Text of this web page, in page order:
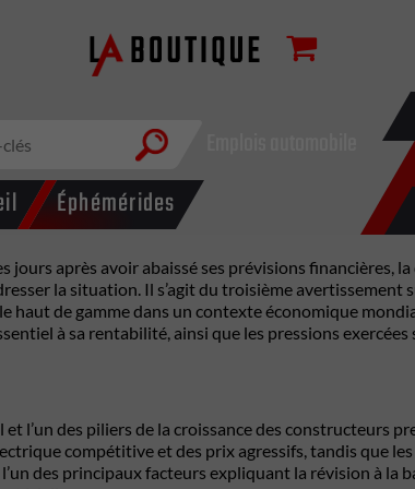
Éphémérides
après avoir abaissé ses prévisions financières,
la situation. Il s’agit du troisième avertissement
de gamme dans un contexte économique
à sa rentabilité, ainsi que les pressions
des piliers de la croissance des constructeurs
compétitive et des prix agressifs, tandis que
des principaux facteurs expliquant la révision à la